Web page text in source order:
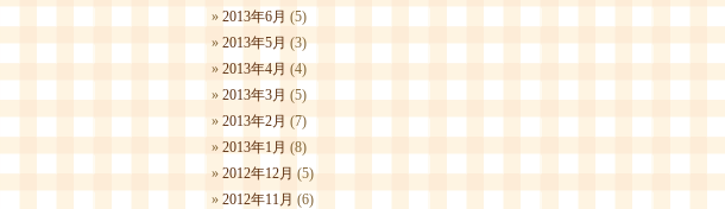
2013年6月 (5)
2013年5月 (3)
2013年4月 (4)
2013年3月 (5)
2013年2月 (7)
2013年1月 (8)
2012年12月 (5)
2012年11月 (6)